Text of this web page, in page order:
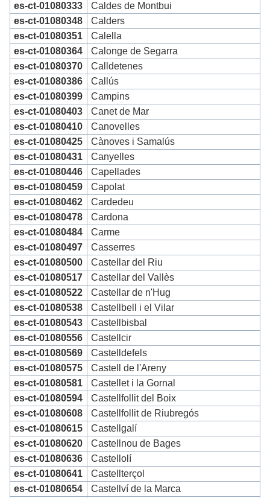
es-ct-01080333
Caldes de Montbui
es-ct-01080348
Calders
es-ct-01080351
Calella
es-ct-01080364
Calonge de Segarra
es-ct-01080370
Calldetenes
es-ct-01080386
Callús
es-ct-01080399
Campins
es-ct-01080403
Canet de Mar
es-ct-01080410
Canovelles
es-ct-01080425
Cànoves i Samalús
es-ct-01080431
Canyelles
es-ct-01080446
Capellades
es-ct-01080459
Capolat
es-ct-01080462
Cardedeu
es-ct-01080478
Cardona
es-ct-01080484
Carme
es-ct-01080497
Casserres
es-ct-01080500
Castellar del Riu
es-ct-01080517
Castellar del Vallès
es-ct-01080522
Castellar de n'Hug
es-ct-01080538
Castellbell i el Vilar
es-ct-01080543
Castellbisbal
es-ct-01080556
Castellcir
es-ct-01080569
Castelldefels
es-ct-01080575
Castell de l'Areny
es-ct-01080581
Castellet i la Gornal
es-ct-01080594
Castellfollit del Boix
es-ct-01080608
Castellfollit de Riubregós
es-ct-01080615
Castellgalí
es-ct-01080620
Castellnou de Bages
es-ct-01080636
Castellolí
es-ct-01080641
Castellterçol
es-ct-01080654
Castellví de la Marca